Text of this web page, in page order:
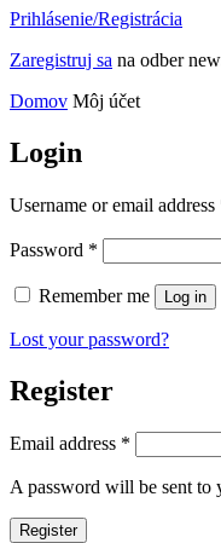
Prihlásenie/Registrácia
Zaregistruj sa na odber
Domov Môj účet
Login
Username or email address
Password *
Remember me Log in
Lost your password?
Register
Email address *
A password will be sent to
Register